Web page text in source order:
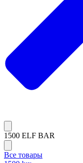
1500 ELF BAR
Все товары